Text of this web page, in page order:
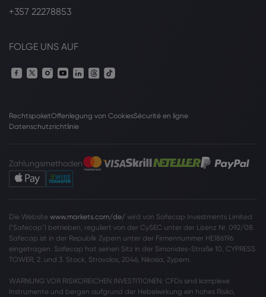
+357 22278853
FOLGE UNS AUF
RechtspaketOffenlegung von CookiesSécurité en ligne
Datenschutzrichtlinie
Zahlungsmethoden
Die Website www.markets.com/de/ wird von Safecap Investments Limited
("Safecap") betrieben, reguliert von der CySEC unter der Lizenz Nr. 092/08.
Safecap ist in der Republik Zypern unter der Firmennummer HE186196
eingetragen. Safecap hat seinen Sitz in der Simonides-Straße 10, CYPRESS
TOWER, 2. und 3. Stock, Strovolos, 2046, Nikosia, Zypern.
WARNUNG VOR RISIKOREICHEN INVESTITIONEN: CFDs sind komplexe
Instrumente und bergen aufgrund der Hebelwirkung ein hohes Risiko,